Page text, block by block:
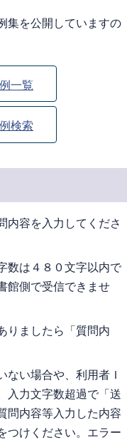
集を公開していますの
一覧
検索
内容を入力してくださ
数は４８０文字以内で
館側で受信できませ
りましたら「質問内
ない場合や、利用者Ｉ
入力文字数超過で「送
問内容等入力した内容
つけください。エラー